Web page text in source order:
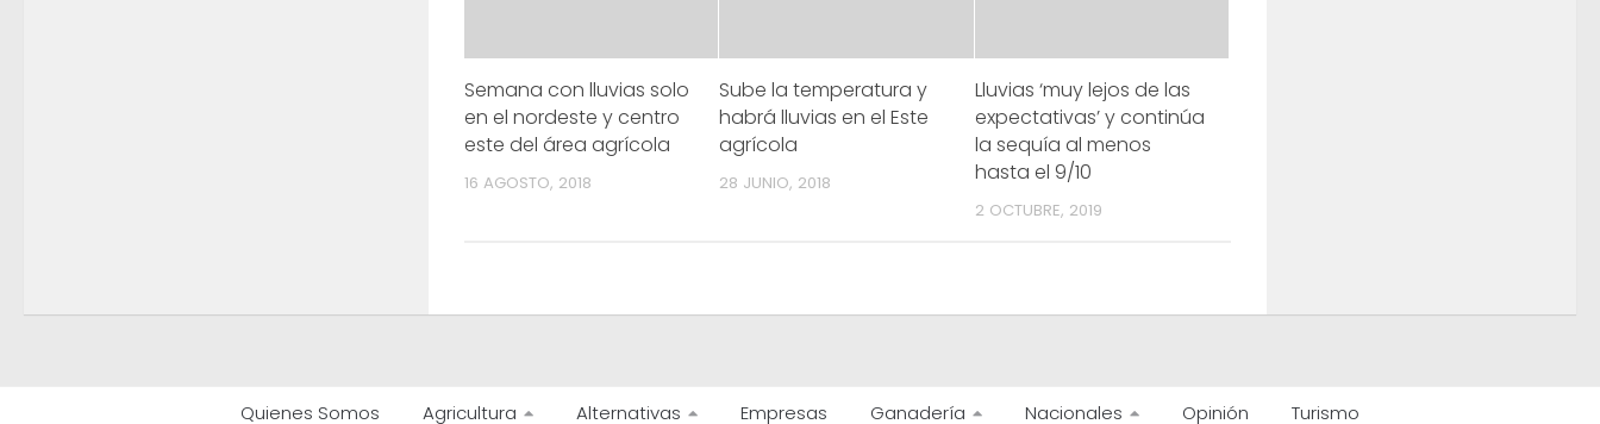
Semana con lluvias solo
en el nordeste y centro
este del área agrícola
16 AGOSTO, 2018
Sube la temperatura y
habrá lluvias en el Este
agrícola
28 JUNIO, 2018
Lluvias ‘muy lejos de las
expectativas’ y continúa
la sequía al menos
hasta el 9/10
2 OCTUBRE, 2019
Quienes Somos Agricultura Alternativas Empresas Ganadería Nacionales Opinión Turismo